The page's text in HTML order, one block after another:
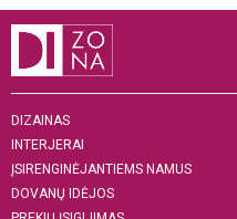
DIZAINAS
INTERJERAI
ĮSIRENGINĖJANTIEMS NAMUS
DOVANŲ IDĖJOS